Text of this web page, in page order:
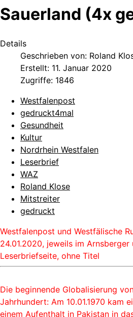
Sauerland (4x
Details
Geschrieben von: Roland
Erstellt: 11. Januar 2020
Zugriffe: 1846
Westfalenpost
gedruckt4mal
Gesundheit
Kultur
Nordrhein Westfalen
Leserbrief
WAZ
Roland Klose
Mitstreiter
gedruckt
Westfalenpost und Westfälische
24.01.2020, jeweils im Arnsberger
Leserbriefseite, ohne Titel
Die beginnende Globalisierung
Jahrhundert: Am 10.01.1970 kam
einem Aufenthalt in Pakistan in